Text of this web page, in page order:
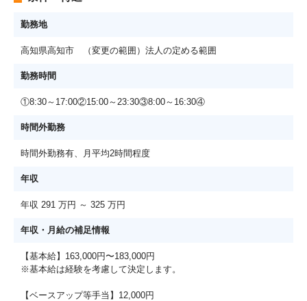
勤務地
高知県高知市 （変更の範囲）法人の定める範囲
勤務時間
①8:30～17:00②15:00～23:30③8:00～16:30④
時間外勤務
時間外勤務有、月平均2時間程度
年収
年収 291 万円 ～ 325 万円
年収・月給の補足情報
【基本給】163,000円〜183,000円
※基本給は経験を考慮して決定します。
【ベースアップ等手当】12,000円